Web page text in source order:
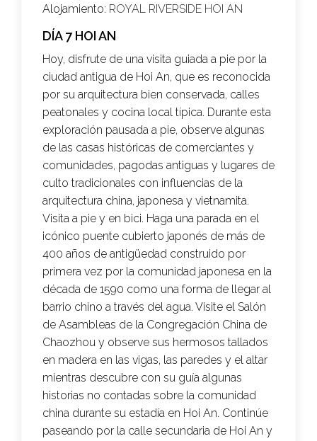
Alojamiento: ROYAL RIVERSIDE HOI AN
DÍA 7 HOI AN
Hoy, disfrute de una visita guiada a pie por la
ciudad antigua de Hoi An, que es reconocida
por su arquitectura bien conservada, calles
peatonales y cocina local típica. Durante esta
exploración pausada a pie, observe algunas
de las casas históricas de comerciantes y
comunidades, pagodas antiguas y lugares de
culto tradicionales con influencias de la
arquitectura china, japonesa y vietnamita.
Visita a pie y en bici. Haga una parada en el
icónico puente cubierto japonés de más de
400 años de antigüedad construido por
primera vez por la comunidad japonesa en la
década de 1590 como una forma de llegar al
barrio chino a través del agua. Visite el Salón
de Asambleas de la Congregación China de
Chaozhou y observe sus hermosos tallados
en madera en las vigas, las paredes y el altar
mientras descubre con su guía algunas
historias no contadas sobre la comunidad
china durante su estadía en Hoi An. Continúe
paseando por la calle secundaria de Hoi An y